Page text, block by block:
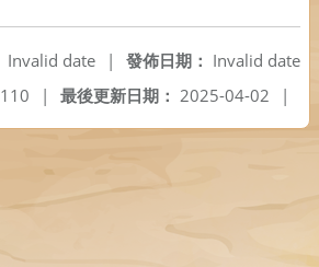
發佈日期： Invalid date
Invalid date
|
最後更新日期： 2025-04-02 |
110 |